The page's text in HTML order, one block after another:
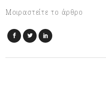
Μοιραστείτε το άρθρο